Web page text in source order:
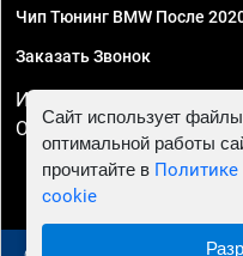
Чип Тюнинг BMW После
Заказать Звонок
ИП Смирнов Георгий
ОГРНИП
Сайт использует
оптимальной работы
прочитайте в
cookie